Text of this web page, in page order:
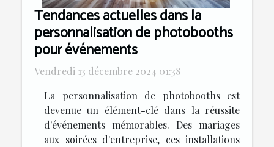
Tendances actuelles dans la
personnalisation de photobooths
pour événements
Vendredi 13 décembre 2024 01:38
La personnalisation de photobooths est
devenue un élément-clé dans la réussite
d'événements mémorables. Des mariages
aux soirées d'entreprise, ces installations